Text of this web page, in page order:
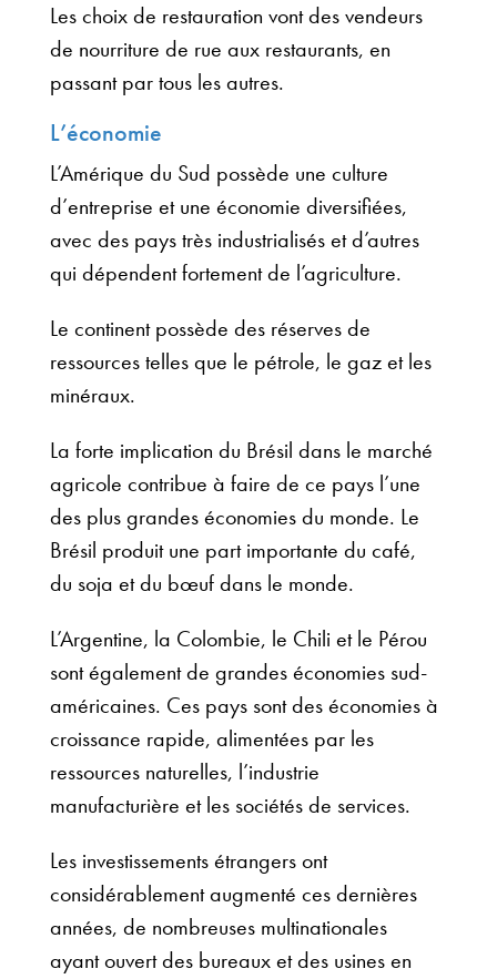
Les choix de restauration vont des vendeurs
de nourriture de rue aux restaurants, en
passant par tous les autres.
L’économie
L’Amérique du Sud possède une culture
d’entreprise et une économie diversifiées,
avec des pays très industrialisés et d’autres
qui dépendent fortement de l’agriculture.
Le continent possède des réserves de
ressources telles que le pétrole, le gaz et les
minéraux.
La forte implication du Brésil dans le marché
agricole contribue à faire de ce pays l’une
des plus grandes économies du monde. Le
Brésil produit une part importante du café,
du soja et du bœuf dans le monde.
L’Argentine, la Colombie, le Chili et le Pérou
sont également de grandes économies sud-
américaines. Ces pays sont des économies à
croissance rapide, alimentées par les
ressources naturelles, l’industrie
manufacturière et les sociétés de services.
Les investissements étrangers ont
considérablement augmenté ces dernières
années, de nombreuses multinationales
ayant ouvert des bureaux et des usines en